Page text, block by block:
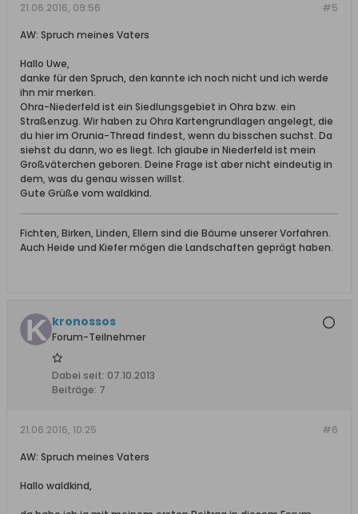
#5
21.06.2016, 09:56
AW: Spruch meines Vaters
Hallo Uwe,
danke für den Spruch, den kannte ich noch nicht und ich werde
ihn mir merken.
Ohra-Niederfeld ist ein Siedlungsgebiet in Ohra bzw. ein
Straßenzug. Wir haben zu Ohra Kartengrundlagen angelegt, die
du hier im Orunia-Thread findest, wenn du bisschen suchst. Da
siehst du dann, wo es liegt. Ich glaube in Niederfeld ist mein
Großväterchen geboren. Deine Frage ist aber nicht eindeutig in
dem, was du genau wissen willst.
Gute Grüße vom waldkind.
Fichten, Birken, Linden, Ellern sind die Bäume unserer Vorfahren.
Auch Heide und Kiefer mögen die Landschaften geprägt haben.
kronossos
Forum-Teilnehmer
Dabei seit: 07.10.2013
Beiträge: 7
#6
21.06.2016, 10:25
AW: Spruch meines Vaters
Hallo waldkind,